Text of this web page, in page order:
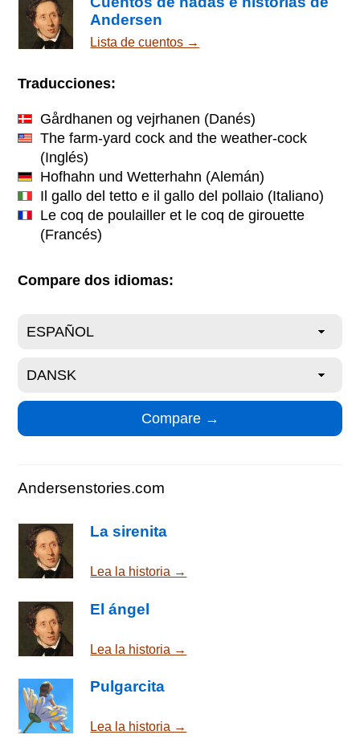
Andersen
Lista de cuentos →
Traducciones:
Gårdhanen og vejrhanen (Danés)
The farm-yard cock and the weather-cock
(Inglés)
Hofhahn und Wetterhahn (Alemán)
Il gallo del tetto e il gallo del pollaio (Italiano)
Le coq de poulailler et le coq de girouette
(Francés)
Compare dos idiomas:
Andersenstories.com
La sirenita
Lea la historia →
El ángel
Lea la historia →
Pulgarcita
Lea la historia →